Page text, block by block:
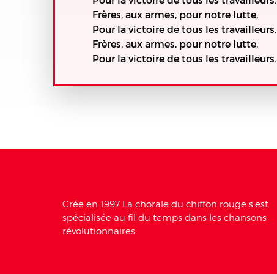
Frères, aux armes, pour notre lutte,
Pour la victoire de tous les travailleurs.
Frères, aux armes, pour notre lutte,
Pour la victoire de tous les travailleurs.
Crée en 1997 La chorale du chiffon rouge s’est
spécialisée au fil du temps dans les chansons
révolutionnaires.